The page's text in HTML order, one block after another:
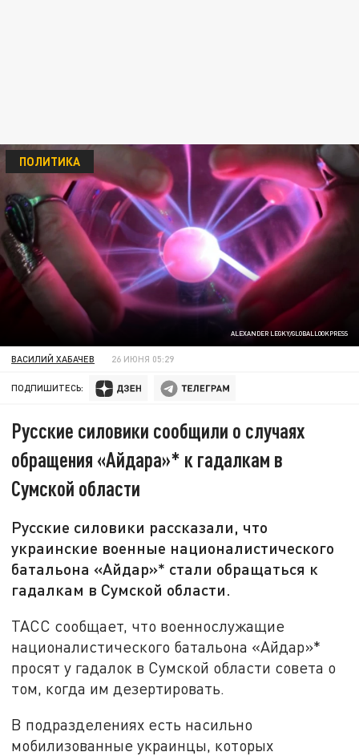
ALEXANDER LEGKY/GLOBALLOOKPRESS
ПОЛИТИКА
ВАСИЛИЙ ХАБАЧЕВ 26 ИЮНЯ 05:29
ПОДПИШИТЕСЬ:
Русские силовики сообщили о случаях
обращения «Айдара»* к гадалкам в
Сумской области
Русские силовики рассказали, что
украинские военные националистического
батальона «Айдар»* стали обращаться к
гадалкам в Сумской области.
ТАСС сообщает, что военнослужащие
националистического батальона «Айдар»*
просят у гадалок в Сумской области совета о
том, когда им дезертировать.
В подразделениях есть насильно
мобилизованные украинцы, которых